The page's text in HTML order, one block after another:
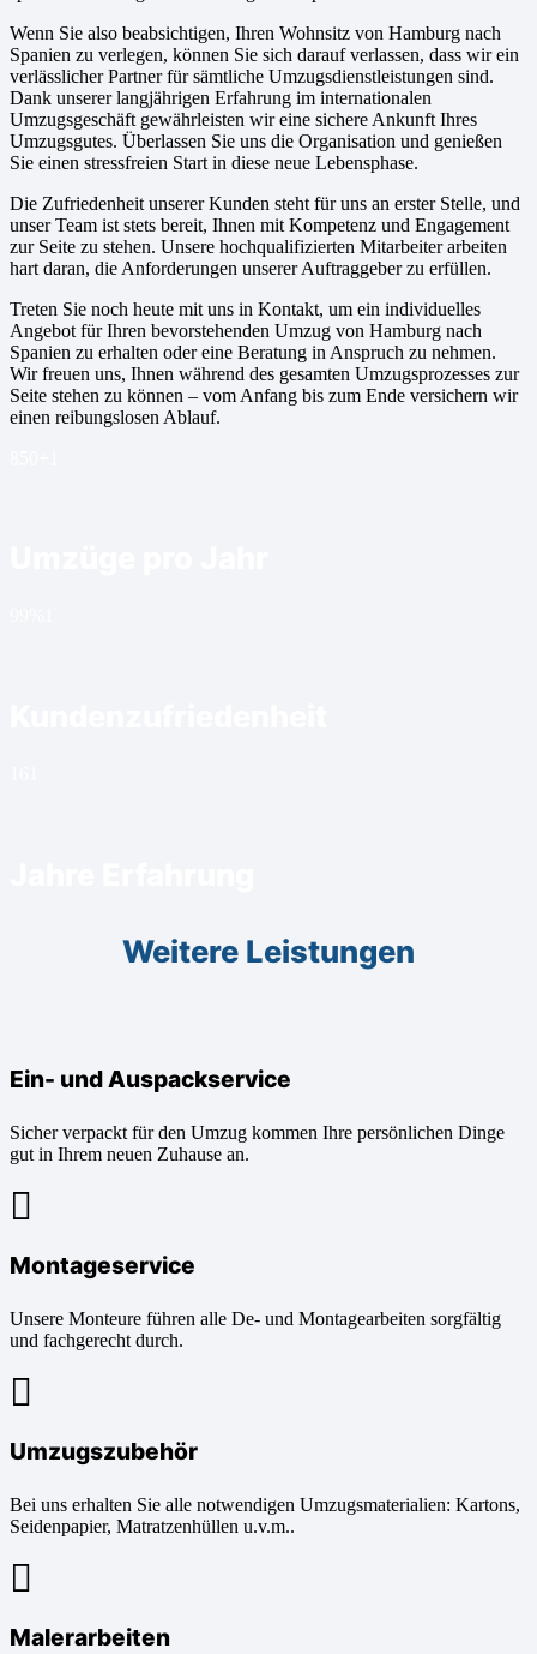
Wenn Sie also beabsichtigen, Ihren Wohnsitz von Hamburg nach
Spanien zu verlegen, können Sie sich darauf verlassen, dass wir ein
verlässlicher Partner für sämtliche Umzugsdienstleistungen sind.
Dank unserer langjährigen Erfahrung im internationalen
Umzugsgeschäft gewährleisten wir eine sichere Ankunft Ihres
Umzugsgutes. Überlassen Sie uns die Organisation und genießen
Sie einen stressfreien Start in diese neue Lebensphase.
Die Zufriedenheit unserer Kunden steht für uns an erster Stelle, und
unser Team ist stets bereit, Ihnen mit Kompetenz und Engagement
zur Seite zu stehen. Unsere hochqualifizierten Mitarbeiter arbeiten
hart daran, die Anforderungen unserer Auftraggeber zu erfüllen.
Treten Sie noch heute mit uns in Kontakt, um ein individuelles
Angebot für Ihren bevorstehenden Umzug von Hamburg nach
Spanien zu erhalten oder eine Beratung in Anspruch zu nehmen.
Wir freuen uns, Ihnen während des gesamten Umzugsprozesses zur
Seite stehen zu können – vom Anfang bis zum Ende versichern wir
einen reibungslosen Ablauf.
Weitere Leistungen
Ein- und Auspackservice
Sicher verpackt für den Umzug kommen Ihre persönlichen Dinge
gut in Ihrem neuen Zuhause an.
Montageservice
Unsere Monteure führen alle De- und Montagearbeiten sorgfältig
und fachgerecht durch.
Umzugszubehör
Bei uns erhalten Sie alle notwendigen Umzugsmaterialien: Kartons,
Seidenpapier, Matratzenhüllen u.v.m..
Malerarbeiten